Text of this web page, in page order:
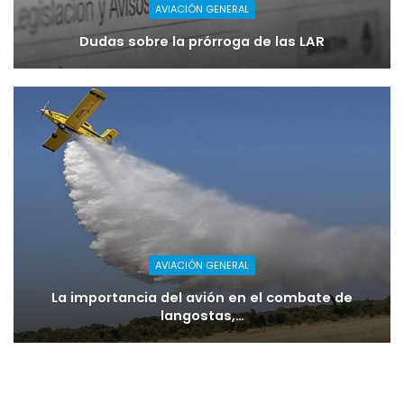
AVIACIÓN GENERAL
Dudas sobre la prórroga de las LAR
AVIACIÓN GENERAL
La importancia del avión en el combate de
langostas,…